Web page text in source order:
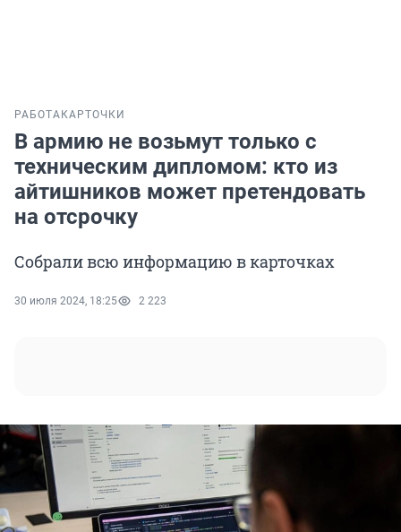
РАБОТА КАРТОЧКИ
В армию не возьмут только с
техническим дипломом: кто из
айтишников может претендовать
на отсрочку
Собрали всю информацию в карточках
30 июля 2024, 18:25 2 223